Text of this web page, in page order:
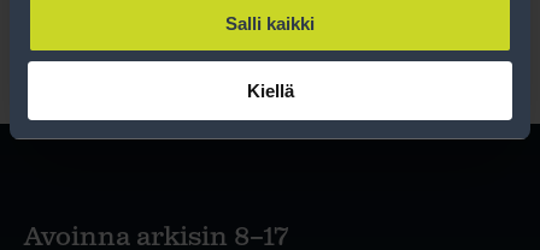
Salli kaikki
Kiellä
Avoinna arkisin 8–17